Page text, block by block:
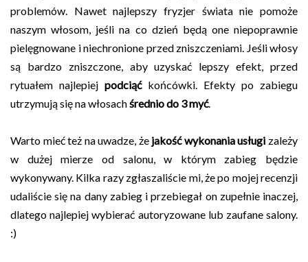
problemów. Nawet najlepszy fryzjer świata nie pomoże
naszym włosom, jeśli na co dzień będą one niepoprawnie
pielęgnowane i niechronione przed zniszczeniami. Jeśli włosy
są bardzo zniszczone, aby uzyskać lepszy efekt, przed
rytuałem najlepiej podciąć końcówki. Efekty po zabiegu
utrzymują się na włosachśrednio do 3 myć.
Warto mieć też na uwadze, że jakość wykonania usługi zależy
w dużej mierze od salonu, w którym zabieg będzie
wykonywany. Kilka razy zgłaszaliście mi, że po mojej recenzji
udaliście się na dany zabieg i przebiegał on zupełnie inaczej,
dlatego najlepiej wybierać autoryzowane lub zaufane salony.
:)